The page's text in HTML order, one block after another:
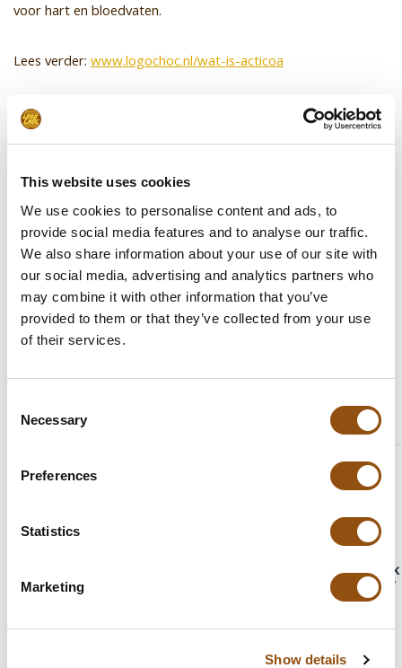
This website uses cookies
We use cookies to personalise content and ads, to
provide social media features and to analyse our traffic.
We also share information about your use of our site with
our social media, advertising and analytics partners who
may combine it with other information that you’ve
provided to them or that they’ve collected from your use
of their services.
Selection
Necessary
Preferences
Statistics
Marketing
Show details
voor hart en bloedvaten.
Lees verder: www.logochoc.nl/wat-is-acticoa
Logo op chocolade
Déuitvinders van
logo's op chocolade
als grote aantallen.
869
reviews
10
Karin -
BusinessCenter/